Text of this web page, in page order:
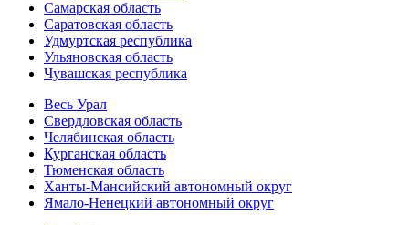
Самарская область
Саратовская область
Удмуртская республика
Ульяновская область
Чувашская республика
Весь Урал
Свердловская область
Челябинская область
Курганская область
Тюменская область
Ханты-Мансийский автономный округ
Ямало-Ненецкий автономный округ